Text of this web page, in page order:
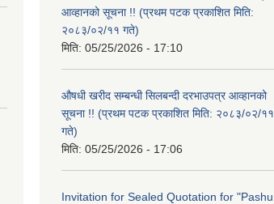
आव्हानको सूचना !! (प्रथम पटक प्रकाशित मिति:
२०८३/०२/११ गते)
मिति: 05/25/2026 - 17:10
औषधी खरीद सम्बन्धी सिलबन्दी दरभाउपत्र आव्हानको
सूचना !! (प्रथम पटक प्रकाशित मिति: २०८३/०२/११
गते)
मिति: 05/25/2026 - 17:06
Invitation for Sealed Quotation for "Pashu